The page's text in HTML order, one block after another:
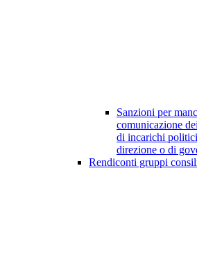
Sanzioni per
comunicazione
di incarichi
direzione o di
Rendiconti gruppi